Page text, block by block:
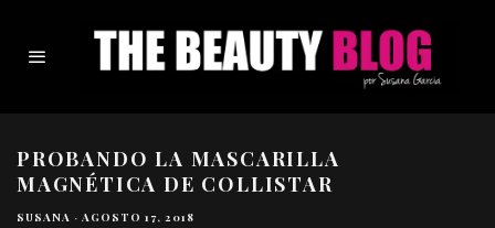
PROBANDO LA MASCARILLA
MAGNÉTICA DE COLLISTAR
SUSANA · AGOSTO 17, 2018